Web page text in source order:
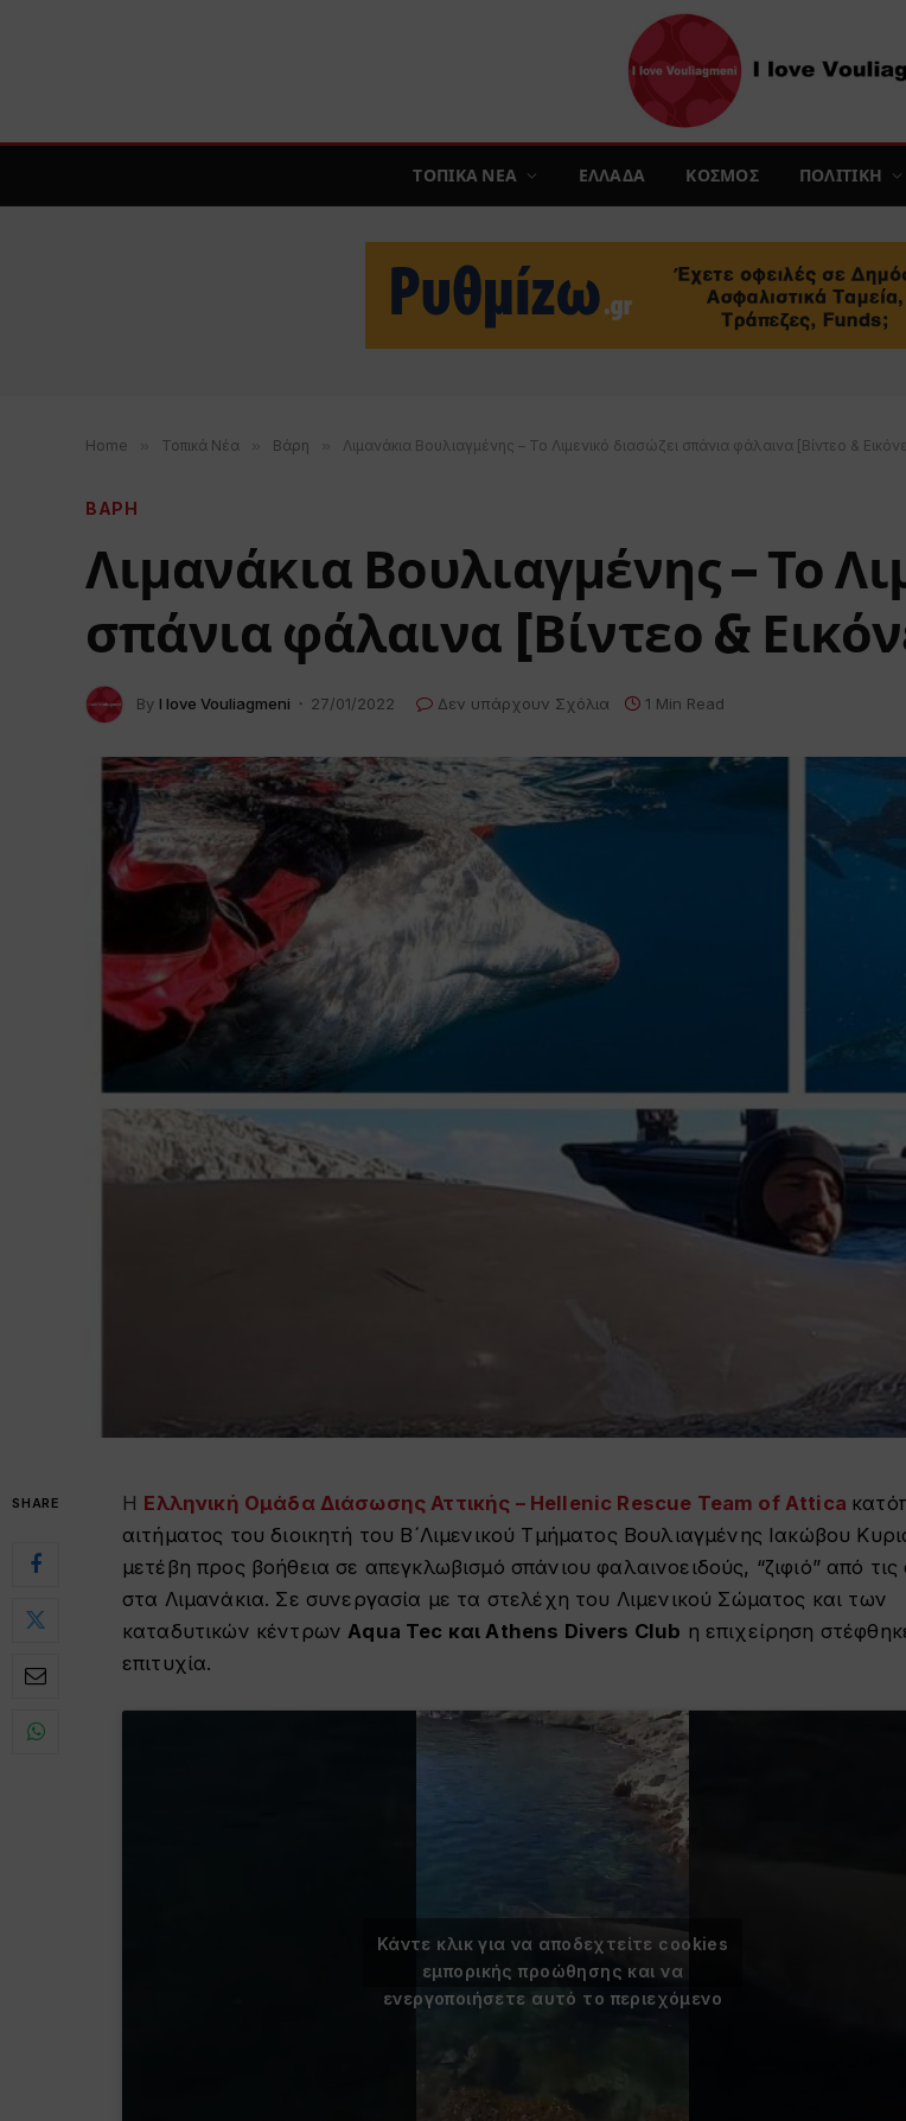
ΤΟΠΙΚΑ ΝΕΑ ΕΛΛΑΔΑ ΚΟΣΜΟΣ ΠΟΛΙΤΙΚΗ
Home » Τοπικά Νέα » Βάρη » Λιμανάκια Βουλιαγμένης – Το Λιμενικό διασώζει σπάνια φάλαινα [Βίντεο &
ΒΑΡΗ
Λιμανάκια Βουλιαγμένης – Το
σπάνια φάλαινα [Βίντεο &
By I love Vouliagmeni 27/01/2022 Δεν υπάρχουν Σχόλια 1 Min Read
SHARE Η Ελληνική Ομάδα Διάσωσης Αττικής – Hellenic Rescue Team of Attica
αιτήματος του διοικητή του Β´Λιμενικού Τμήματος Βουλιαγμένης Ιακώβου
μετέβη προς βοήθεια σε απεγκλωβισμό σπάνιου φαλαινοειδούς, “ζιφιό” από τις
στα Λιμανάκια. Σε συνεργασία με τα στελέχη του Λιμενικού Σώματος και των
καταδυτικών κέντρωνAqua Tec και Athens Divers Club η επιχείρηση
επιτυχία.
Κάντε κλικ για να αποδεχτείτε cookies
εμπορικής προώθησης και να
ενεργοποιήσετε αυτό το περιεχόμενο